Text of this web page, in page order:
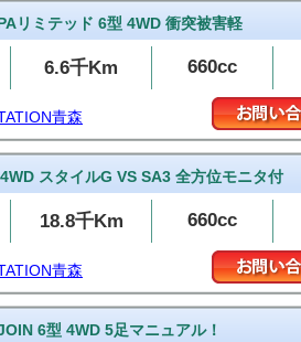
リミテッド 6型 4WD 衝突被害軽
6.6千Km 660cc
青森
スタイルG VS SA3 全方位モニタ付
18.8千Km 660cc
青森
6型 4WD 5足マニュアル！